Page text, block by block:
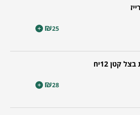
₪25
+
קטן 12יח
₪28
+